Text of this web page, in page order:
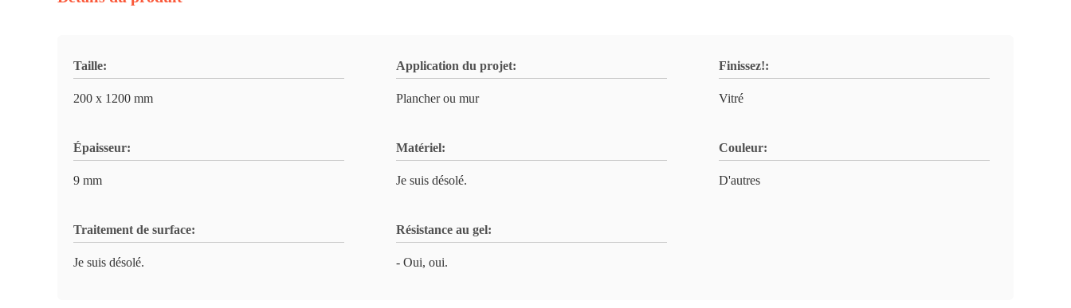
Taille:
200 x 1200 mm
Application du projet:
Plancher ou mur
Finissez!:
Vitré
Épaisseur:
9 mm
Matériel:
Je suis désolé.
Couleur:
D'autres
Traitement de surface:
Je suis désolé.
Résistance au gel:
- Oui, oui.